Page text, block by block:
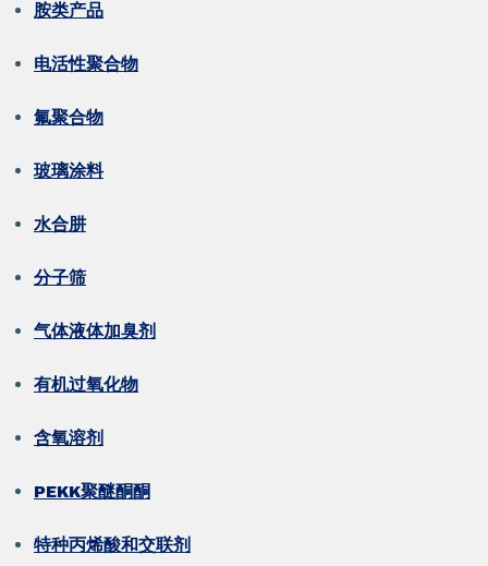
胺类产品
电活性聚合物
氟聚合物
玻璃涂料
水合肼
分子筛
气体液体加臭剂
有机过氧化物
含氧溶剂
PEKK聚醚酮酮
特种丙烯酸和交联剂